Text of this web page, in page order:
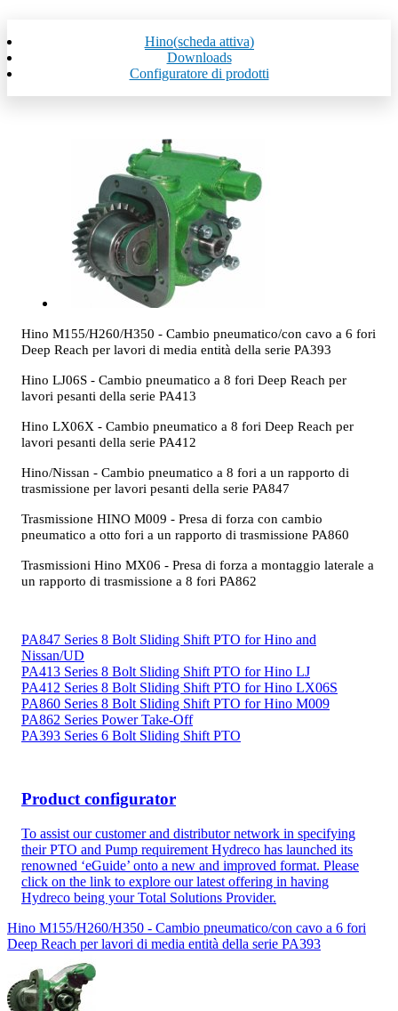
Hino(scheda attiva)
Downloads
Configuratore di prodotti
Hino M155/H260/H350 - Cambio pneumatico/con cavo a 6 fori
Deep Reach per lavori di media entità della serie PA393
Hino LJ06S - Cambio pneumatico a 8 fori Deep Reach per
lavori pesanti della serie PA413
Hino LX06X - Cambio pneumatico a 8 fori Deep Reach per
lavori pesanti della serie PA412
Hino/Nissan - Cambio pneumatico a 8 fori a un rapporto di
trasmissione per lavori pesanti della serie PA847
Trasmissione HINO M009 - Presa di forza con cambio
pneumatico a otto fori a un rapporto di trasmissione PA860
Trasmissioni Hino MX06 - Presa di forza a montaggio laterale a
un rapporto di trasmissione a 8 fori PA862
PA847 Series 8 Bolt Sliding Shift PTO for Hino and
Nissan/UD
PA413 Series 8 Bolt Sliding Shift PTO for Hino LJ
PA412 Series 8 Bolt Sliding Shift PTO for Hino LX06S
PA860 Series 8 Bolt Sliding Shift PTO for Hino M009
PA862 Series Power Take-Off
PA393 Series 6 Bolt Sliding Shift PTO
Product configurator
To assist our customer and distributor network in specifying
their PTO and Pump requirement Hydreco has launched its
renowned ‘eGuide’ onto a new and improved format. Please
click on the link to explore our latest offering in having
Hydreco being your Total Solutions Provider.
Hino M155/H260/H350 - Cambio pneumatico/con cavo a 6 fori
Deep Reach per lavori di media entità della serie PA393